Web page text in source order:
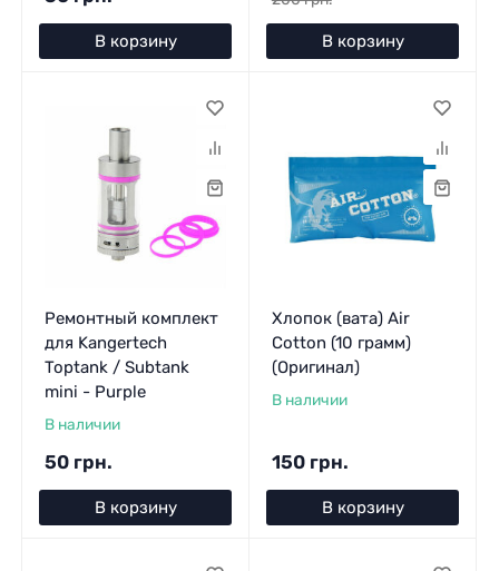
В корзину В корзину
Ремонтный комплект
для Kangertech
Toptank / Subtank
mini - Purple
В наличии
50 грн.
В корзину
Хлопок (вата) Air
Cotton (10 грамм)
(Оригинал)
В наличии
150 грн.
В корзину